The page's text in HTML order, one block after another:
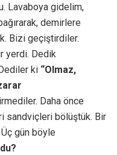
Lavaboya gidelim,
demirlere
Bizi geçiştirdiler.
yerdi. Dedik
ki “Olmaz,
Daha önce
sandviçleri bölüştük. Bir
gün böyle